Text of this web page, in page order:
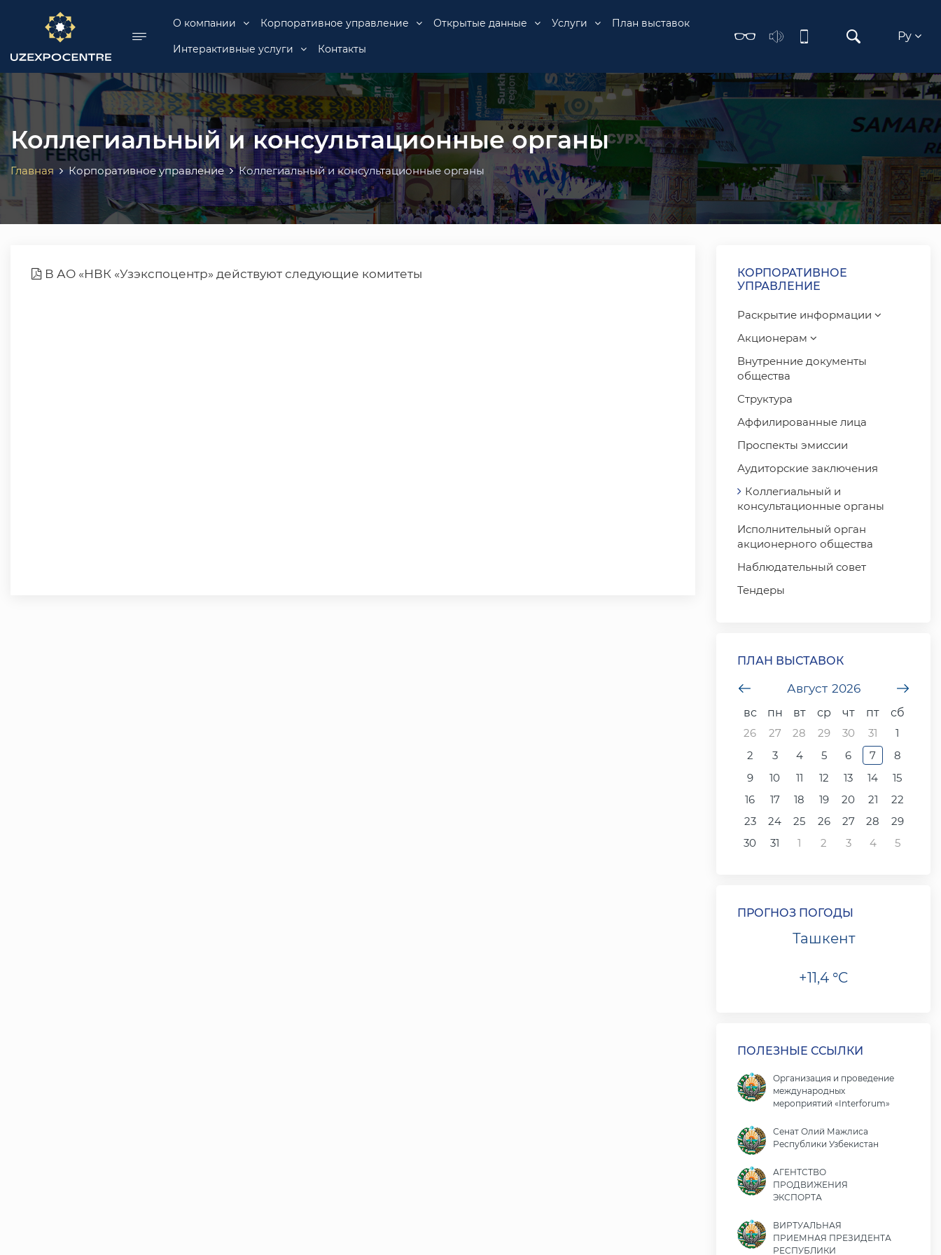
menu О компании Корпоративное управление Открытые данные Услуги План выставок
Интерактивные услуги Контакты
Ру
Коллегиальный и консультационные органы
Главная Корпоративное управление Коллегиальный и консультационные органы
В АО «НВК «Узэкспоцентр» действуют следующие комитеты
КОРПОРАТИВНОЕ
УПРАВЛЕНИЕ
Раскрытие информации
Акционерам
Внутренние документы
общества
Структура
Аффилированные лица
Проспекты эмиссии
Аудиторские заключения
Коллегиальный и
консультационные органы
Исполнительный орган
акционерного общества
Наблюдательный совет
Тендеры
ПЛАН ВЫСТАВОК
Август 2026
undefined
вс
пн вт ср чт пт
сб
26
27 28 29 30 31
1
2
3 4 5 6 7
8
9
10 11 12 13 14
15
16
17 18 19 20 21
22
23
24 25 26 27 28
29
30
31 1 2 3 4 5
ПРОГНОЗ ПОГОДЫ
Ташкент
+11,4 °C
ПОЛЕЗНЫЕ ССЫЛКИ
Организация и проведение
международных
мероприятий «Interforum»
Сенат Олий Мажлиса
Республики Узбекистан
АГЕНТСТВО
ПРОДВИЖЕНИЯ
ЭКСПОРТА
ВИРТУАЛЬНАЯ
ПРИЕМНАЯ ПРЕЗИДЕНТА
РЕСПУБЛИКИ